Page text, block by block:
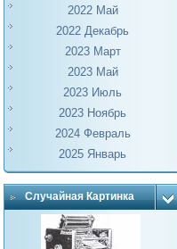
2022 Май
2022 Декабрь
2023 Март
2023 Май
2023 Июль
2023 Ноябрь
2024 Февраль
2025 Январь
Случайная Картинка